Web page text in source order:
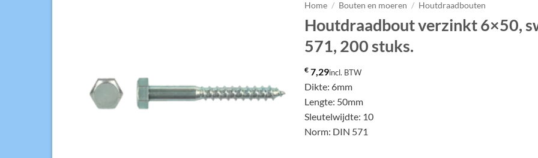
Home / Bouten en moeren / Houtdraadbouten
Houtdraadbout verzinkt 6×50,
571, 200 stuks.
€ 7,29incl. BTW
Dikte: 6mm
Lengte: 50mm
Sleutelwijdte: 10
Norm: DIN 571